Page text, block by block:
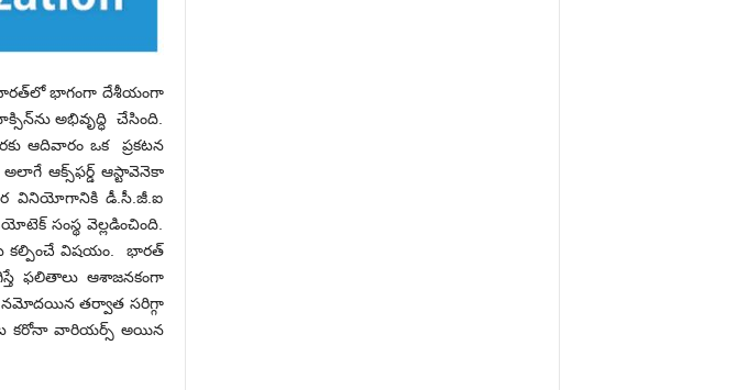
భార‌త్‌లో భాగంగా దేశీయంగా
అభివృద్ధి చేసింది.
ఆదివారం ఒక ప్ర‌క‌ట‌న
ఆక్స్‌ఫ‌ర్డ్ ఆస్టావెనెకా
వినియోగానికి డీ.సీ.జీ.ఐ
సంస్థ వెల్ల‌డించింది.
క‌ల్పించే విష‌యం. భార‌త్
ఫ‌లితాలు ఆశాజ‌న‌కంగా
న‌మోద‌యిన త‌ర్వాత స‌రిగ్గా
క‌రోనా వారియ‌ర్స్ అయిన